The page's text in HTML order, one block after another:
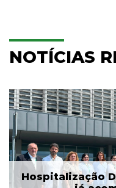
NOTÍCIAS
Hospitalização